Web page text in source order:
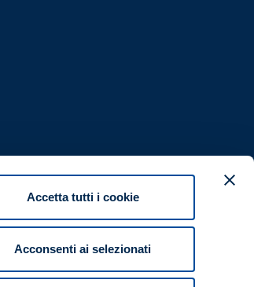
Accetta tutti i cookie
Acconsenti ai selezionati
RIMANI AGGIORNATO
Iscriviti alla Newsletter!